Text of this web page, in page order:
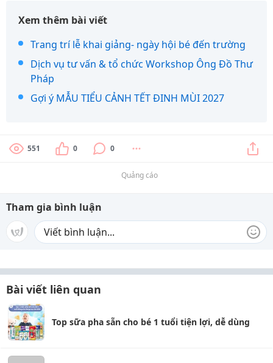
Xem thêm bài viết
Trang trí lễ khai giảng- ngày hội bé đến trường
Dịch vụ tư vấn & tổ chức Workshop Ông Đồ Thư
Pháp
Gợi ý MẪU TIỂU CẢNH TẾT ĐINH MÙI 2027
551 0 0
Quảng cáo
Tham gia bình luận
Bài viết liên quan
Top sữa pha sẵn cho bé 1 tuổi tiện lợi, dễ dùng